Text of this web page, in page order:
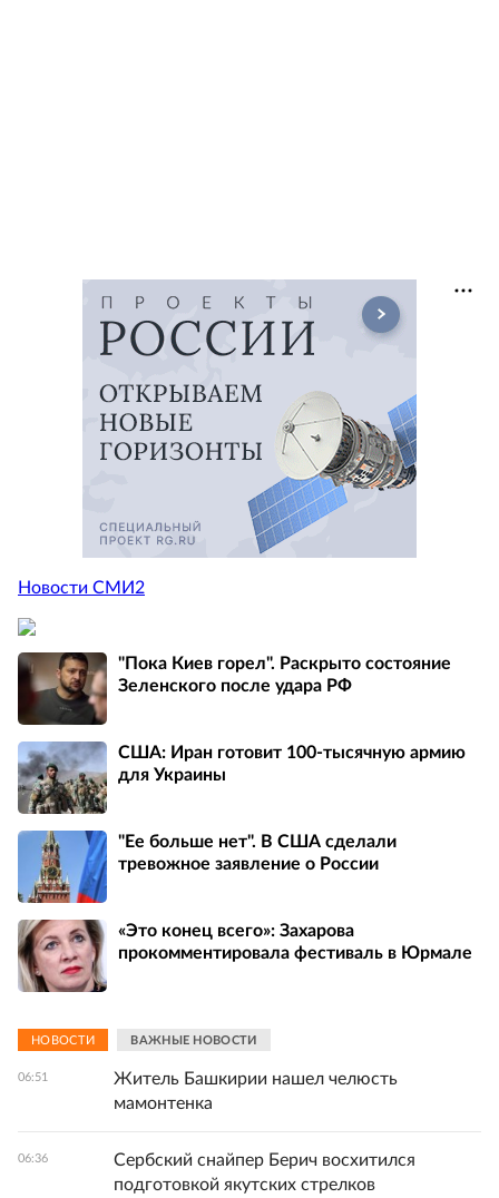
Новости СМИ2
"Пока Киев горел". Раскрыто состояние
Зеленского после удара РФ
США: Иран готовит 100-тысячную армию
для Украины
"Ее больше нет". В США сделали
тревожное заявление о России
«Это конец всего»: Захарова
прокомментировала фестиваль в Юрмале
НОВОСТИ ВАЖНЫЕ НОВОСТИ
06:51
Житель Башкирии нашел челюсть
мамонтенка
06:36
Сербский снайпер Берич восхитился
подготовкой якутских стрелков